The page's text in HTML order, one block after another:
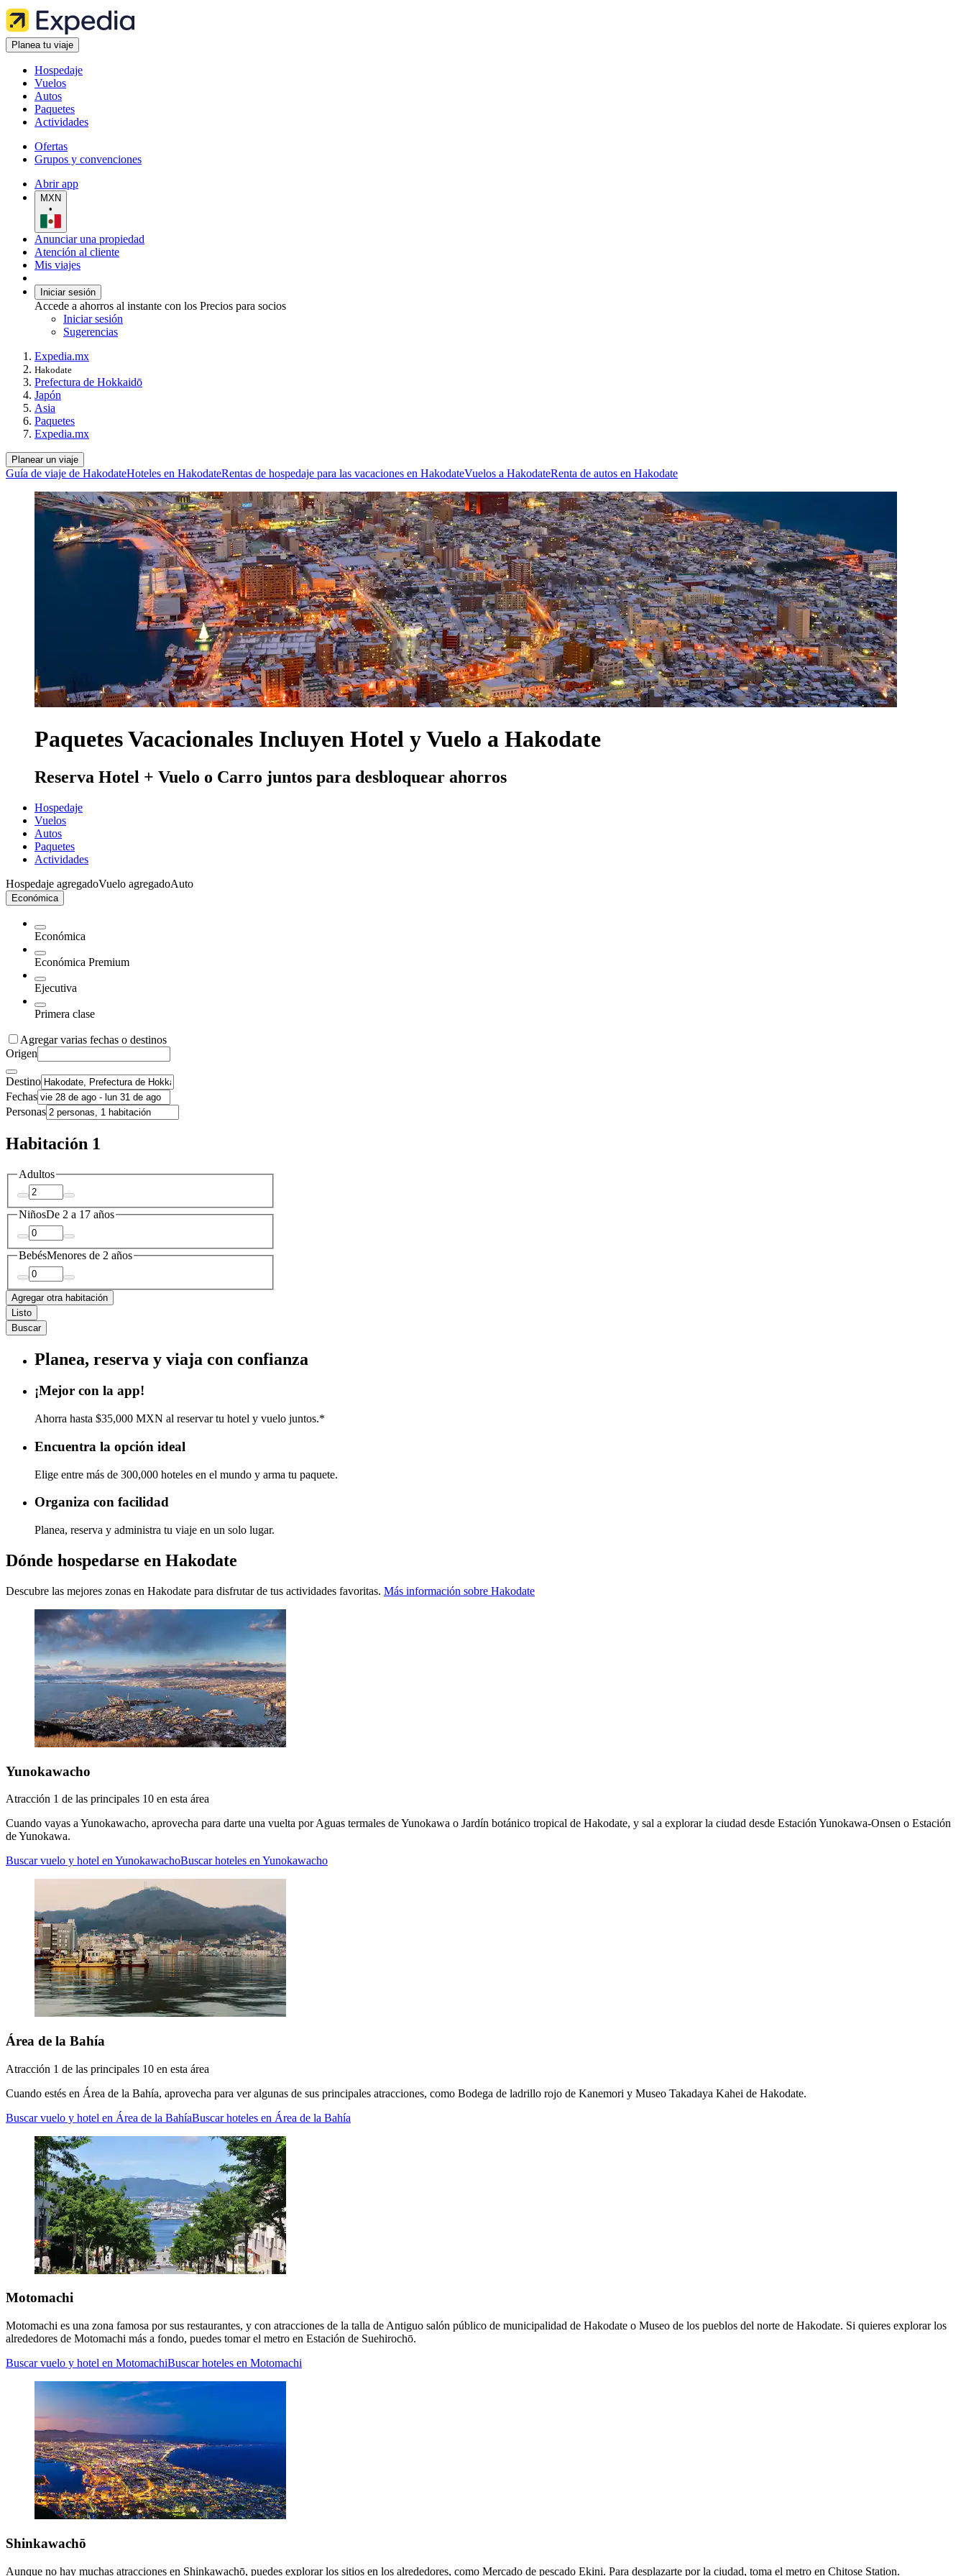
Planea tu viaje
Hospedaje
Vuelos
Autos
Paquetes
Actividades
Ofertas
Grupos y convenciones
Abrir app
MXN
•
Anunciar una propiedad
Atención al cliente
Mis viajes
Iniciar sesión
Accede a ahorros al instante con los Precios para socios
Iniciar sesión
Sugerencias
Expedia.mx
Hakodate
Prefectura de Hokkaidō
Japón
Asia
Paquetes
Expedia.mx
Planear un viaje
Guía de viaje de HakodateHoteles en HakodateRentas de hospedaje para las vacaciones en HakodateVuelos a HakodateRenta de autos en Hakodate
Paquetes Vacacionales Incluyen Hotel y Vuelo a Hakodate
Reserva Hotel + Vuelo o Carro juntos para desbloquear ahorros
Hospedaje
Vuelos
Autos
Paquetes
Actividades
Hospedaje agregadoVuelo agregadoAuto
Económica
Económica
Económica Premium
Ejecutiva
Primera clase
Agregar varias fechas o destinos
Origen
Destino
Fechas
Personas
Habitación 1
Adultos
NiñosDe 2 a 17 años
BebésMenores de 2 años
Agregar otra habitación
Listo
Buscar
Planea, reserva y viaja con confianza
¡Mejor con la app!
Ahorra hasta $35,000 MXN al reservar tu hotel y vuelo juntos.*
Encuentra la opción ideal
Elige entre más de 300,000 hoteles en el mundo y arma tu paquete.
Organiza con facilidad
Planea, reserva y administra tu viaje en un solo lugar.
Dónde hospedarse en Hakodate
Descubre las mejores zonas en Hakodate para disfrutar de tus actividades favoritas. Más información sobre Hakodate
Yunokawacho
Atracción 1 de las principales 10 en esta área
Cuando vayas a Yunokawacho, aprovecha para darte una vuelta por Aguas termales de Yunokawa o Jardín botánico tropical de Hakodate, y sal a explorar la ciudad desde Estación Yunokawa-Onsen o Estación
de Yunokawa.
Buscar vuelo y hotel en YunokawachoBuscar hoteles en Yunokawacho
Área de la Bahía
Atracción 1 de las principales 10 en esta área
Cuando estés en Área de la Bahía, aprovecha para ver algunas de sus principales atracciones, como Bodega de ladrillo rojo de Kanemori y Museo Takadaya Kahei de Hakodate.
Buscar vuelo y hotel en Área de la BahíaBuscar hoteles en Área de la Bahía
Motomachi
Motomachi es una zona famosa por sus restaurantes, y con atracciones de la talla de Antiguo salón público de municipalidad de Hakodate o Museo de los pueblos del norte de Hakodate. Si quieres explorar los
alrededores de Motomachi más a fondo, puedes tomar el metro en Estación de Suehirochō.
Buscar vuelo y hotel en MotomachiBuscar hoteles en Motomachi
Shinkawachō
Aunque no hay muchas atracciones en Shinkawachō, puedes explorar los sitios en los alrededores, como Mercado de pescado Ekini. Para desplazarte por la ciudad, toma el metro en Chitose Station.